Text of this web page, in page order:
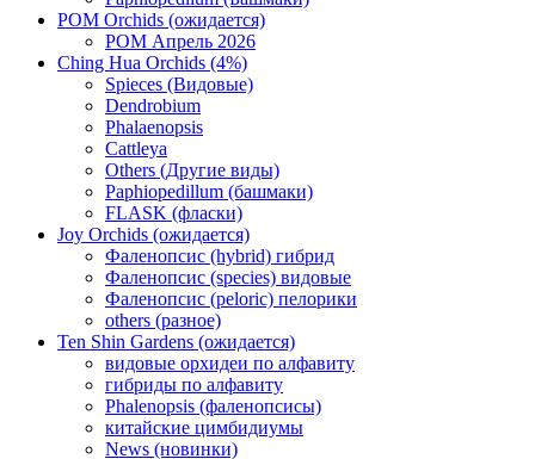
POM Orchids (ожидается)
POM Апрель 2026
Ching Hua Orchids (4%)
Spieces (Видовые)
Dendrobium
Phalaenopsis
Cattleya
Others (Другие виды)
Paphiopedillum (башмаки)
FLASK (фласки)
Joy Orchids (ожидается)
Фаленопсис (hybrid) гибрид
Фаленопсис (species) видовые
Фаленопсис (peloric) пелорики
others (разное)
Ten Shin Gardens (ожидается)
видовые орхидеи по алфавиту
гибриды по алфавиту
Phalenopsis (фаленопсисы)
китайские цимбидиумы
News (новинки)